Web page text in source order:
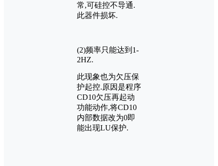
常,可硅控不导通.
此器件损坏.
(2)频率只能达到1-
2HZ.
此现象也为欠压保
护起控.原因是程序
CD10欠压再起动
功能动作,将CD10
内部数据改为0即
能出现LU保护.